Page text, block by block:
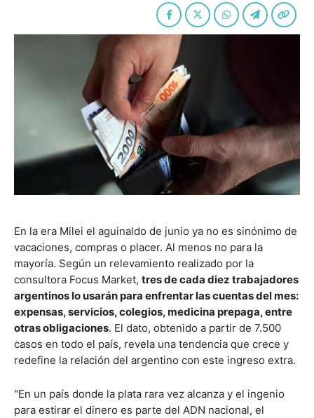
En la era Milei el aguinaldo de junio ya no es sinónimo de
vacaciones, compras o placer. Al menos no para la
mayoría. Según un relevamiento realizado por la
consultora Focus Market, tres de cada diez trabajadores
argentinos lo usarán para enfrentar las cuentas del mes:
expensas, servicios, colegios, medicina prepaga, entre
otras obligaciones. El dato, obtenido a partir de 7.500
casos en todo el país, revela una tendencia que crece y
redefine la relación del argentino con este ingreso extra.
"En un país donde la plata rara vez alcanza y el ingenio
para estirar el dinero es parte del ADN nacional, el